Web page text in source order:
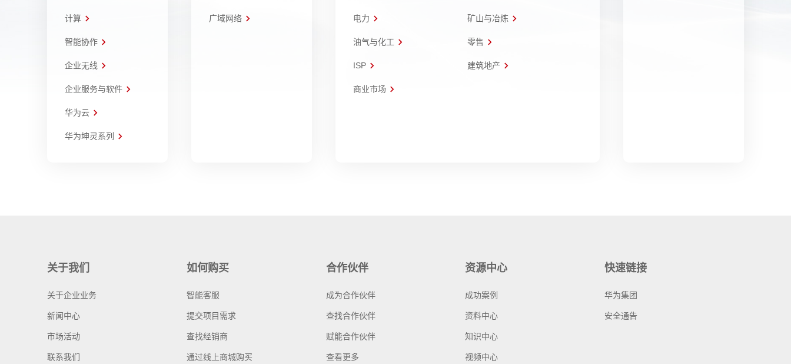
计算
智能协作
企业无线
企业服务与软件
华为云
华为坤灵系列
广域网络 电力 矿山与冶炼
油气与化工 零售
ISP 建筑地产
商业市场
关于我们
关于企业业务
新闻中心
市场活动
联系我们
如何购买
智能客服
提交项目需求
查找经销商
通过线上商城购买
合作伙伴
成为合作伙伴
查找合作伙伴
赋能合作伙伴
查看更多
资源中心
成功案例
资料中心
知识中心
视频中心
快速链接
华为集团
安全通告